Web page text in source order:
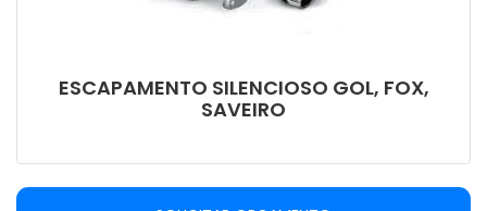
ESCAPAMENTO SILENCIOSO GOL, FOX,
SAVEIRO